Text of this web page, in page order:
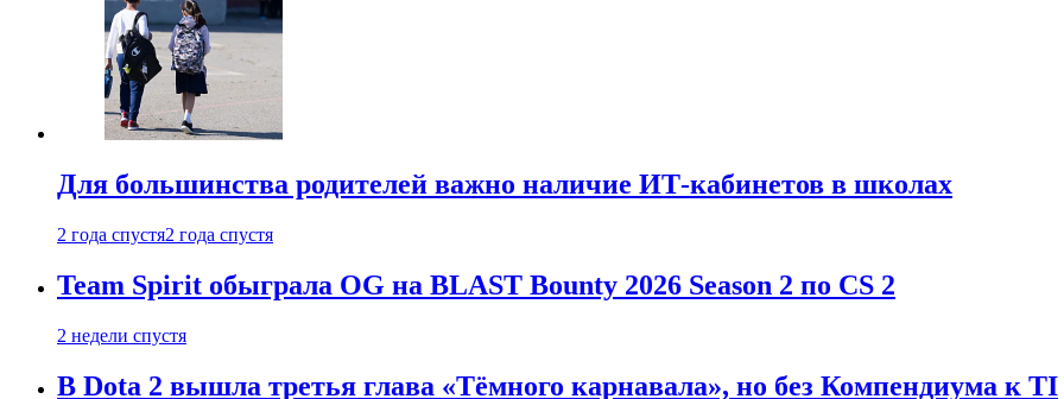
Для большинства родителей важно наличие ИТ-кабинетов в школах
2 года спустя2 года спустя
Team Spirit обыграла OG на BLAST Bounty 2026 Season 2 по CS 2
2 недели спустя
В Dota 2 вышла третья глава «Тёмного карнавала», но без Компендиума к TI